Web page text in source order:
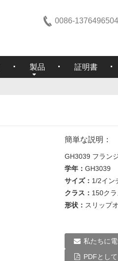
0086-
製品 証明書
簡単な説明：
GH3039 フラン
学年： GH3039
サイズ： 1/2イン
クラス： 150ク
形状： スリップ
私たちに
PDFとし